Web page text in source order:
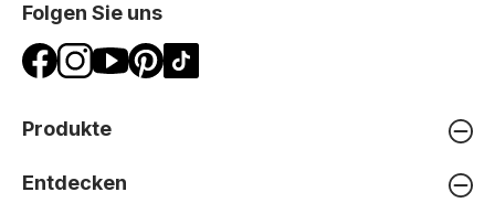
Folgen Sie uns
Produkte
Entdecken